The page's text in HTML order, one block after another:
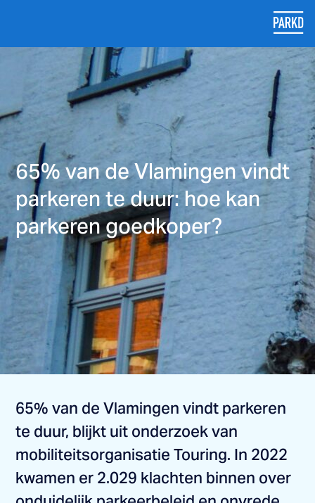
65% van de Vlamingen vindt
parkeren te duur: hoe kan
parkeren goedkoper?
65% van de Vlamingen vindt parkeren
te duur, blijkt uit onderzoek van
mobiliteitsorganisatie Touring. In 2022
kwamen er 2.029 klachten binnen over